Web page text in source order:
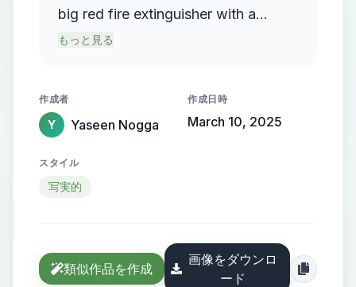
big red fire extinguisher with a
Warehouse with Grey metal doors in
cement and there are Two small
bushes in infront of the warehouse
もっと見る
作成者
Y Yaseen Nogga
作成日時
March 10, 2025
スタイル
写実的
類似作品を作成
画像をダウンロ
ード